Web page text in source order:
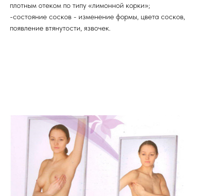
плотным отеком по типу «лимонной корки»;
-состояние сосков - изменение формы, цвета сосков,
появление втянутости, язвочек.